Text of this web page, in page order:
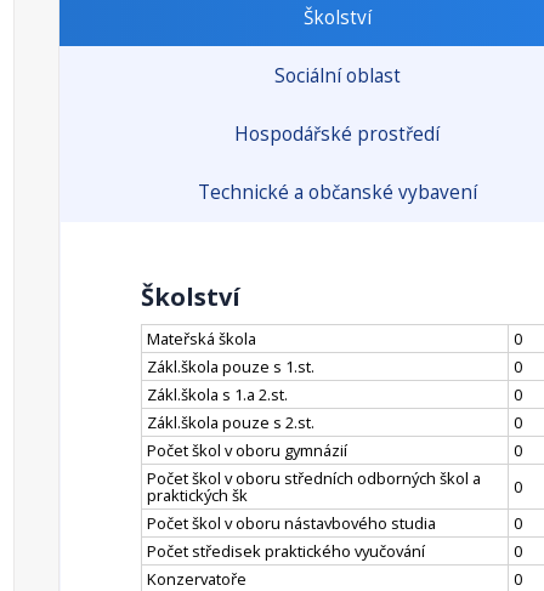
Školství
Sociální oblast
Hospodářské prostředí
Technické a občanské vybavení
Školství
Mateřská škola
0
Zákl.škola pouze s 1.st.
0
Zákl.škola s 1.a 2.st.
0
Zákl.škola pouze s 2.st.
0
Počet škol v oboru gymnázií
0
Počet škol v oboru středních odborných škol a
praktických šk
0
Počet škol v oboru nástavbového studia
0
Počet středisek praktického vyučování
0
Konzervatoře
0